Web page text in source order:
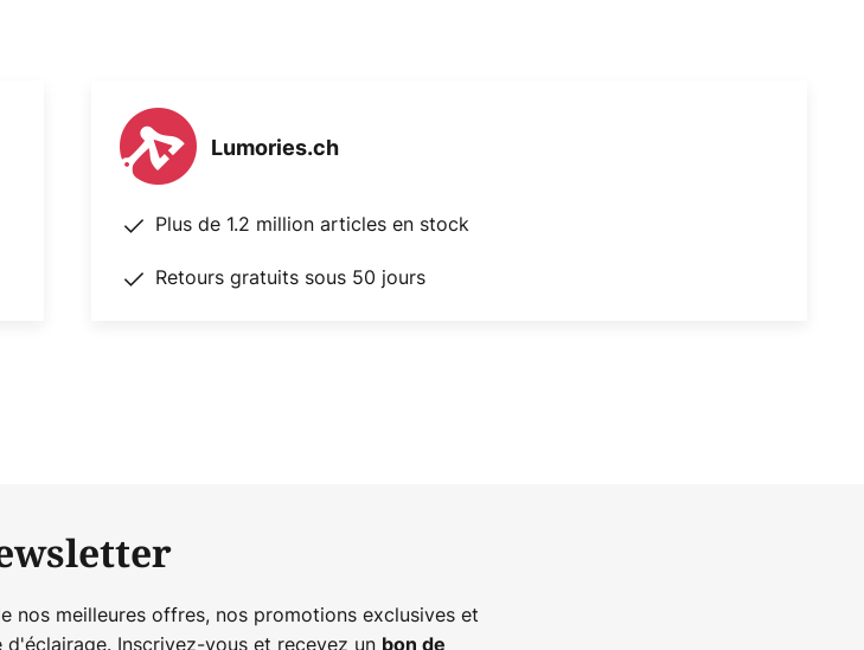
Lumories.ch
Plus de 1.2 million articles en stock
Retours gratuits sous 50 jours
nos meilleures offres, nos promotions exclusives et
Inscrivez-vous et recevez un bon de